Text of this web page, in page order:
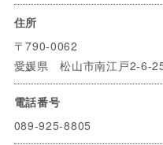
住所
〒790-0062
愛媛県 松山市南江戸2-6-25
電話番号
089-925-8805